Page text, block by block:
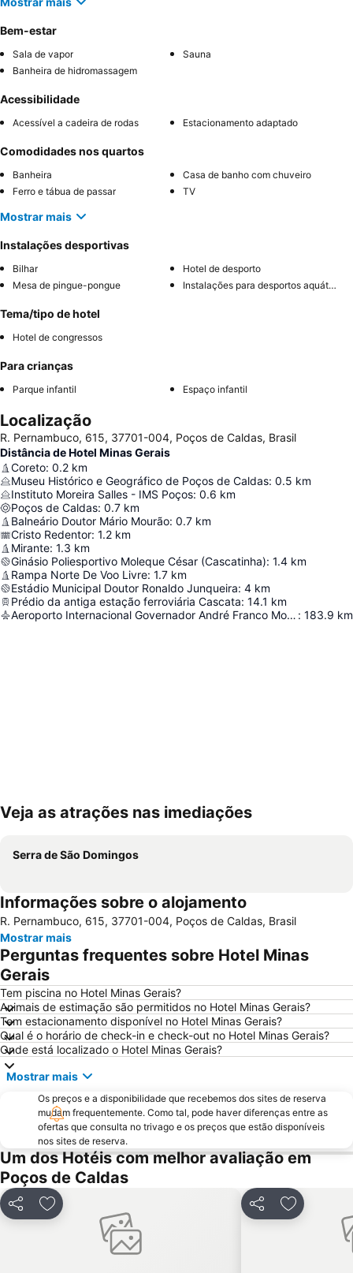
Bem-estar
Sala de vapor
Sauna
Banheira de hidromassagem
Acessibilidade
Acessível a cadeira de rodas Estacionamento adaptado
Comodidades nos quartos
Banheira
Casa de banho com chuveiro
Ferro e tábua de passar
TV
Mostrar mais
Instalações desportivas
Bilhar
Hotel de desporto
Mesa de pingue-pongue
Instalações para desportos aquáticos
Tema/tipo de hotel
Hotel de congressos
Para crianças
Parque infantil Espaço infantil
Localização
R. Pernambuco, 615, 37701-004, Poços de Caldas, Brasil
Distância de Hotel Minas Gerais
Coreto: 0.2 km
Museu Histórico e Geográfico de Poços de Caldas: 0.5 km
Instituto Moreira Salles - IMS Poços: 0.6 km
Poços de Caldas: 0.7 km
Balneário Doutor Mário Mourão: 0.7 km
Cristo Redentor: 1.2 km
Mirante: 1.3 km
Ginásio Poliesportivo Moleque César (Cascatinha): 1.4 km
Rampa Norte De Voo Livre: 1.7 km
Estádio Municipal Doutor Ronaldo Junqueira: 4 km
Prédio da antiga estação ferroviária Cascata: 14.1 km
Aeroporto Internacional Governador André Franco Montoro : 183.9 km
Ampliar mapa
Veja as atrações nas imediações
Serra de São Domingos
Informações sobre o alojamento
R. Pernambuco, 615, 37701-004, Poços de Caldas, Brasil
Mostrar mais
Perguntas frequentes sobre Hotel Minas
Gerais
Tem piscina no Hotel Minas Gerais?
Animais de estimação são permitidos no Hotel Minas Gerais?
Tem estacionamento disponível no Hotel Minas Gerais?
Qual é o horário de check-in e check-out no Hotel Minas Gerais?
Onde está localizado o Hotel Minas Gerais?
Mostrar mais
Os preços e a disponibilidade que recebemos dos sites de reserva
mudam frequentemente. Como tal, pode haver diferenças entre as
ofertas que consulta no trivago e os preços que estão disponíveis
nos sites de reserva.
Um dos Hotéis com melhor avaliação em
Poços de Caldas
PartilharAdicionar aos favoritos PartilharAdicionar